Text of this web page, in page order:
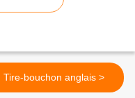
Tire-bouchon anglais >